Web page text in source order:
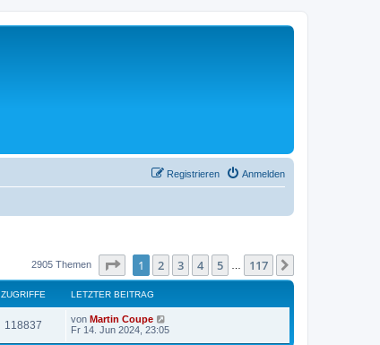
Anmelden
Registrieren
2905 Themen Seite von117
1 2 3 4 5 117
ZUGRIFFE LETZTER BEITRAG
118837 von Martin Coupe
Fr 14. Jun 2024, 23:05